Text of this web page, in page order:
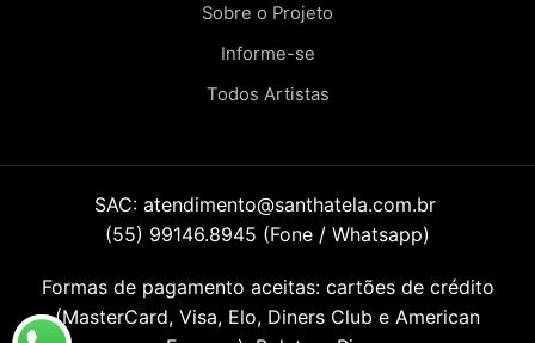
Sobre o Projeto
Informe-se
Todos Artistas
SAC: atendimento@santhatela.com.br
(55) 99146.8945 (Fone / Whatsapp)
Formas de pagamento aceitas: cartões de crédito
(MasterCard, Visa, Elo, Diners Club e American